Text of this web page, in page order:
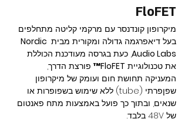
FloFET
מיקרופון קונדנסר עם מרקמי קליטה מתחלפים
בעל דיאפרגמה גדולה ומקורית מבית Nordic
Audio Labs, כעת בגרסה מעודכנת הכוללת
את טכנולוגיית FloFET™
פורצת הדרך,
המעניקה תחושת חום ועומק של מיקרופון
שפןפרתי (tube) ללא שימוש בשפופרות או
שנאים, ובתוך כך פועל באמצעות מתח פאנטום
של 48V בלבד.